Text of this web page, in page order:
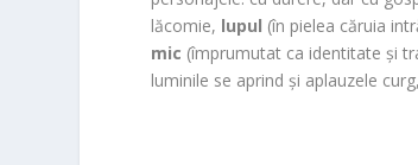
lăcomie, lupul (în pielea căruia
mic (împrumutat ca identitate și
luminile se aprind și aplauzele